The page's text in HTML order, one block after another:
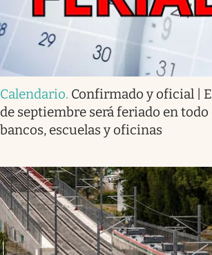
Calendario. Confirmado y oficial |
de septiembre será feriado en todo
bancos, escuelas y oficinas